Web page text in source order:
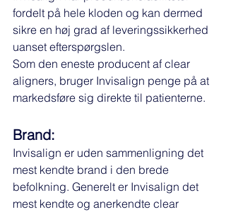
fordelt på hele kloden og kan dermed
sikre en høj grad af leveringssikkerhed
uanset efterspørgslen.
Som den eneste producent af clear
aligners, bruger Invisalign penge på at
markedsføre sig direkte til patienterne.
Brand:
Invisalign er uden sammenligning det
mest kendte brand i den brede
befolkning. Generelt er Invisalign det
mest kendte og anerkendte clear